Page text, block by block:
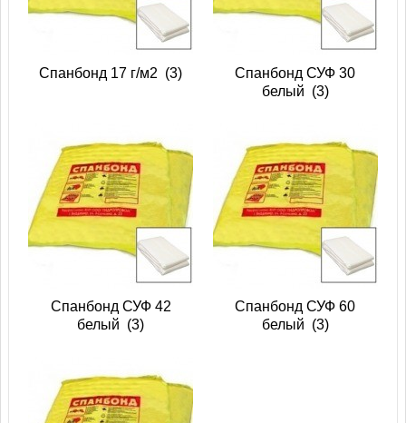
Спанбонд 17 г/м2 (3)
Спанбонд СУФ 30
белый (3)
Спанбонд СУФ 42
белый (3)
Спанбонд СУФ 60
белый (3)